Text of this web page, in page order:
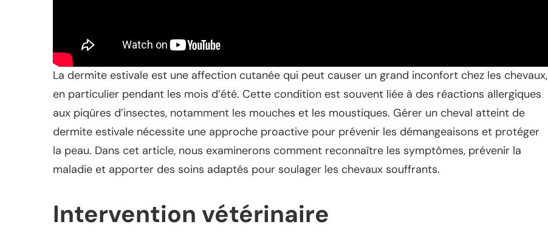
La dermite estivale est une affection cutanée qui peut causer un grand inconfort chez les chevaux,
en particulier pendant les mois d’été. Cette condition est souvent liée à des réactions allergiques
aux piqûres d’insectes, notamment les mouches et les moustiques. Gérer un cheval atteint de
dermite estivale nécessite une approche proactive pour prévenir les démangeaisons et protéger
la peau. Dans cet article, nous examinerons comment reconnaître les symptômes, prévenir la
maladie et apporter des soins adaptés pour soulager les chevaux souffrants.
Intervention vétérinaire